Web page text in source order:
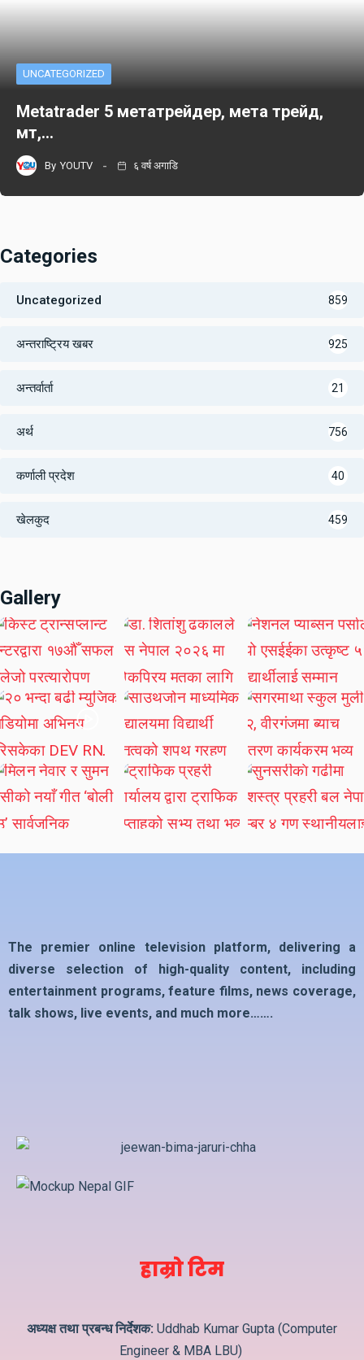
UNCATEGORIZED
Metatrader 5 метатрейдер, мета трейд,
мт,…
By YOUTV ६ वर्ष अगाडि
Categories
Uncategorized 859
अन्तराष्ट्रिय खबर 925
अन्तर्वार्ता 21
अर्थ 756
कर्णाली प्रदेश 40
खेलकुद 459
Gallery
The premier online television platform, delivering a
diverse selection of high-quality content, including
entertainment programs, feature films, news coverage,
talk shows, live events, and much more…….
हाम्रो टिम
अध्यक्ष तथा प्रबन्ध निर्देशक: Uddhab Kumar Gupta (Computer
Engineer & MBA LBU)